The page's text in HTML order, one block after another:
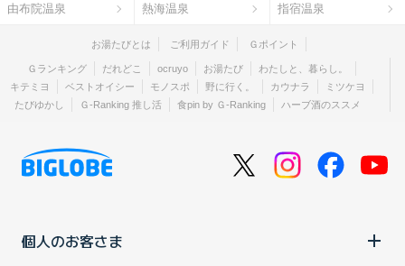
由布院温泉 熱海温泉 指宿温泉
お湯たびとは ご利用ガイド Ｇポイント
Ｇランキング だれどこ ocruyo お湯たび
わたしと、暮らし。
キテミヨ
ベストオイシー モノスポ 野に行く。 カウナラ
ミツケヨ
たびゆかし
Ｇ-Ranking 推し活 食pin by Ｇ-Ranking ハーブ酒のススメ
個人のお客さま